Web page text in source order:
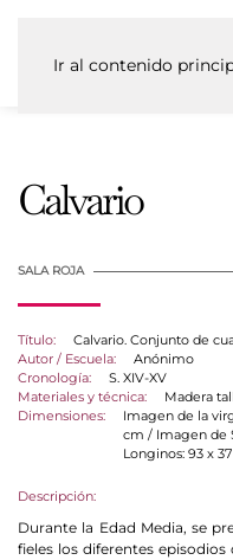
Ir al contenido
Calvario
SALA ROJA
Título:
Calvario. Conjunto de
Autor / Escuela:
Anónimo
Cronología:
S. XIV-XV
Materiales y técnica:
Madera
Dimensiones:
Imagen de la
cm / Imagen de
Longinos: 93 x
Descripción:
Durante la Edad Media, se
fieles los diferentes